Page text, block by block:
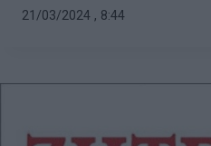
21/03/2024 , 8:44